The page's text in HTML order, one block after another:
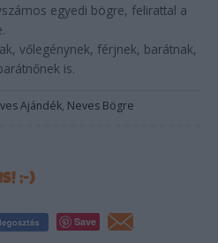
egyedi bögre, felirattal a
vőlegénynek, férjnek, barátnak,
is.
Ajándék, Neves Bögre
;-)
Save